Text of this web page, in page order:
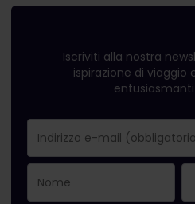
Iscriviti alla nostra
ispirazione di viaggio
entusiasmanti